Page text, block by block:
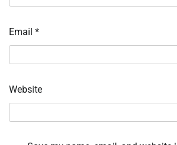
Email *
Website